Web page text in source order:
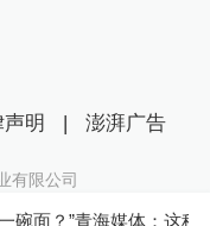
”青海媒体：这种说
明 | 澎湃广告
有限公司
备14003370号